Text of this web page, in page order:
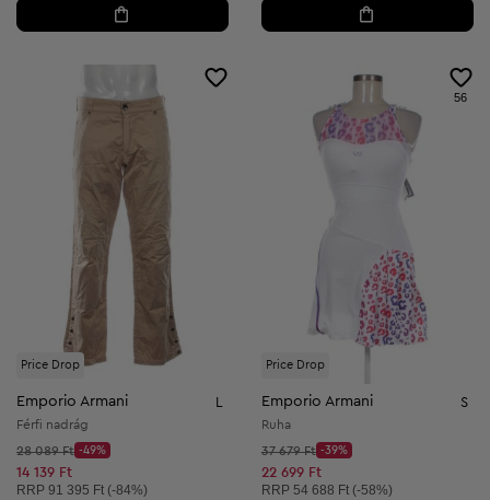
Price Drop
Emporio Armani L
Férfi nadrág
Kezdő ár:
28 089 Ft
Discount Price:
-49%
Csökkentett ár:
14 139 Ft
Ajánlott ár:
RRP 91 395 Ft (-84%)
Price Drop
56
Emporio Armani S
Ruha
Kezdő ár:
37 679 Ft
Discount Price:
-39%
Csökkentett ár:
22 699 Ft
Ajánlott ár:
RRP 54 688 Ft (-58%)